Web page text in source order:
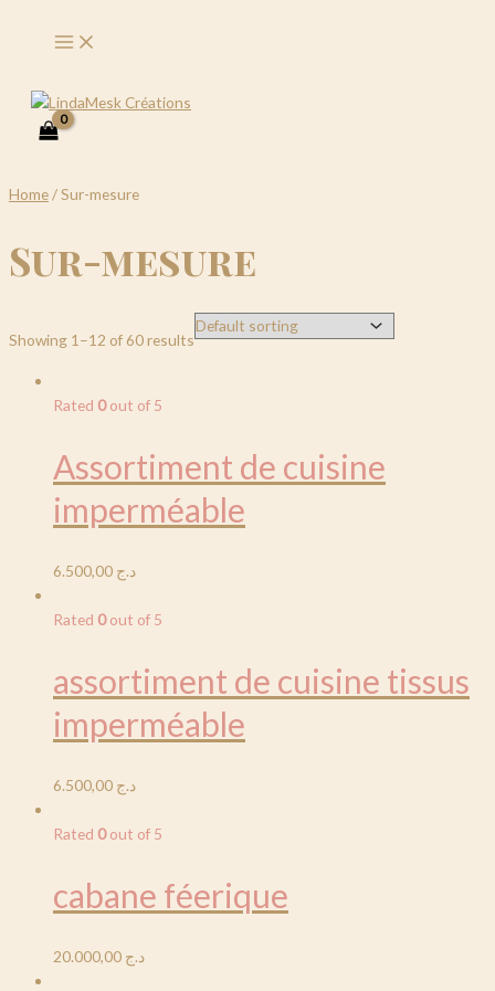
Home/ Sur-mesure
Sur-mesure
Showing 1–12 of 60 results
Rated 0out of 5
Assortiment de cuisine
imperméable
د.ج
Rated 0out of 5
assortiment de cuisine tissus
imperméable
د.ج
Rated 0out of 5
cabane féerique
د.ج